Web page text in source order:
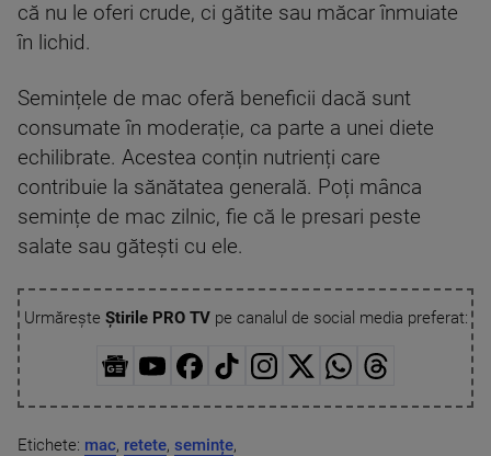
că nu le oferi crude, ci gătite sau măcar înmuiate
în lichid.
Semințele de mac oferă beneficii dacă sunt
consumate în moderație, ca parte a unei diete
echilibrate. Acestea conțin nutrienți care
contribuie la sănătatea generală. Poți mânca
semințe de mac zilnic, fie că le presari peste
salate sau gătești cu ele.
Urmărește Știrile PRO TVpe canalul de social media preferat:
Etichete: mac, retete, semințe,